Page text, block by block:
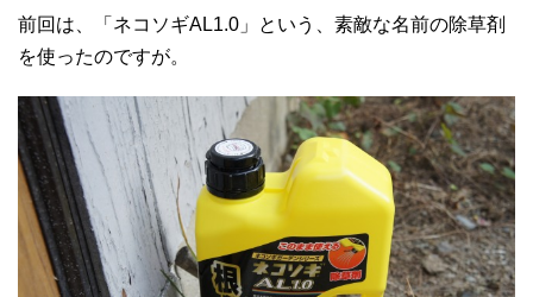
前回は、「ネコソギAL1.0」という、素敵な名前の除草剤
を使ったのですが。